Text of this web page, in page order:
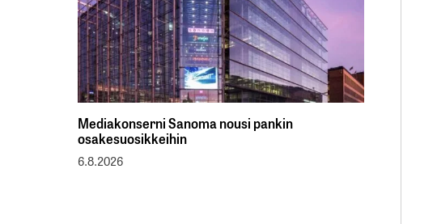
Mediakonserni Sanoma nousi pankin
osakesuosikkeihin
6.8.2026